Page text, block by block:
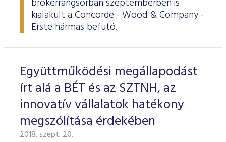
ESG Útmutató
brókerrangsorban szeptemberben is
kialakult a Concorde - Wood & Company -
Erste hármas befutó.
Együttműködési megállapodást
írt alá a BÉT és az SZTNH, az
innovatív vállalatok hatékony
megszólítása érdekében
2018. szept. 20.